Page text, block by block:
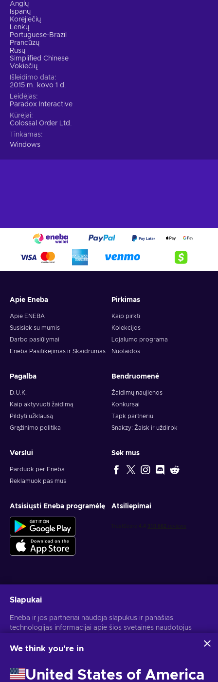
Anglų
Ispanų
Korėjiečių
Lenkų
Portuguese-Brazil
Prancūzų
Rusų
Simplified Chinese
Vokiečių
Išleidimo data
2015 m. kovo 1 d.
Leidėjas
Paradox Interactive
Kūrėjai
Colossal Order Ltd.
Tinkamas
Windows
Apie Eneba
Apie ENEBA
Susisiek su mumis
Darbo pasiūlymai
Eneba Pasitikėjimas ir Skaidrumas
Pirkimas
Kaip pirkti
Kolekcijos
Lojalumo programa
Nuolaidos
Pagalba
D.U.K.
Kaip aktyvuoti žaidimą
Pildyti užklausą
Grąžinimo politika
Bendruomenė
Žaidimų naujienos
Konkursai
Tapk partneriu
Snakzy: Žaisk ir uždirbk
Verslui
Parduok per Eneba
Reklamuok pas mus
Sek mus
Atsisiųsti Eneba programėlę Atsiliepimai
Atšaukti prenumeratą gali bet kada. Daugiau informacijos rasi
Slapukai
Eneba ir jos partneriai naudoja slapukus ir panašias
technologijas informacijai apie šios svetainės naudotojus
pagerintume svetainės turinį, reklamą ir kitas paslaugas. Tavo
skelbimams personalizuoti.
Spustelėjus "Sutinku su viskuo", tu sutinki, kad Eneba ir jos
We think you're in
United States of America